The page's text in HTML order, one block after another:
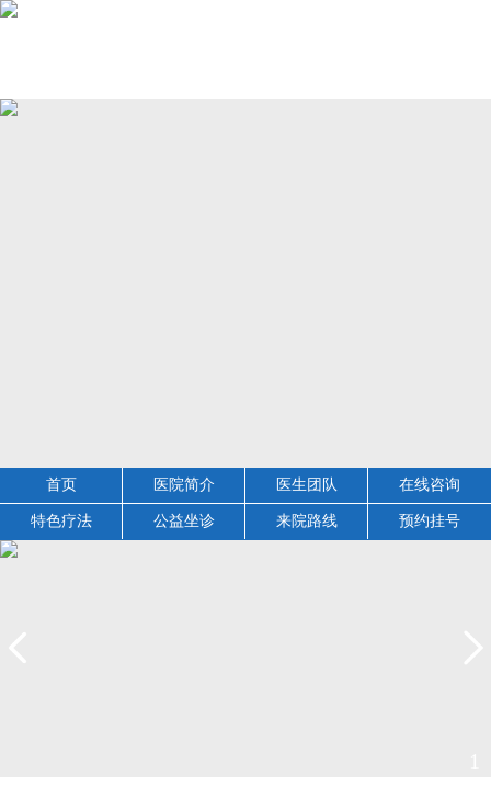
首页 医院简介 医生团队 在线咨询
特色疗法 公益坐诊 来院路线 预约挂号